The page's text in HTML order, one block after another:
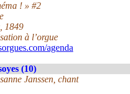
! » #2
1849
à l’orgue
agenda
(10)
Janssen, chant